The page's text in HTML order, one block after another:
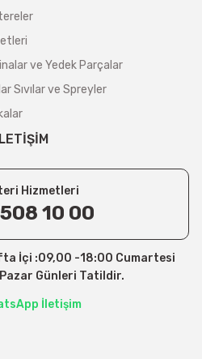
ve Yedek Parçalar
Sıvılar ve Spreyler
Hizmetleri
10 00
İçi :09,00 -18:00 Cumartesi
Günleri Tatildir.
İletişim